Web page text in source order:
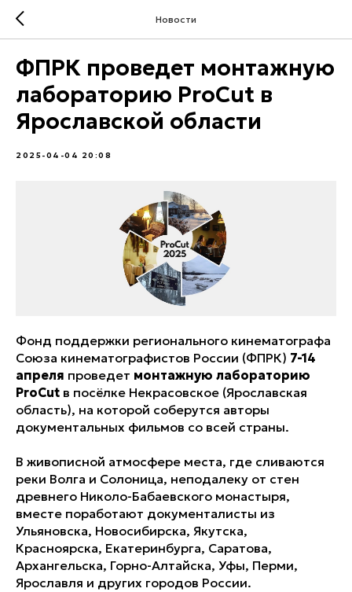
Новости
ФПРК проведет монтажную
лабораторию ProCut в
Ярославской области
2025-04-04 20:08
Фонд поддержки регионального кинематографа
Союза кинематографистов России (ФПРК) 7-14
апреля проведет монтажную лабораторию
ProCut в посёлке Некрасовское (Ярославская
область), на которой соберутся авторы
документальных фильмов со всей страны.
В живописной атмосфере места, где сливаются
реки Волга и Солоница, неподалеку от стен
древнего Николо-Бабаевского монастыря,
вместе поработают документалисты из
Ульяновска, Новосибирска, Якутска,
Красноярска, Екатеринбурга, Саратова,
Архангельска, Горно-Алтайска, Уфы, Перми,
Ярославля и других городов России.